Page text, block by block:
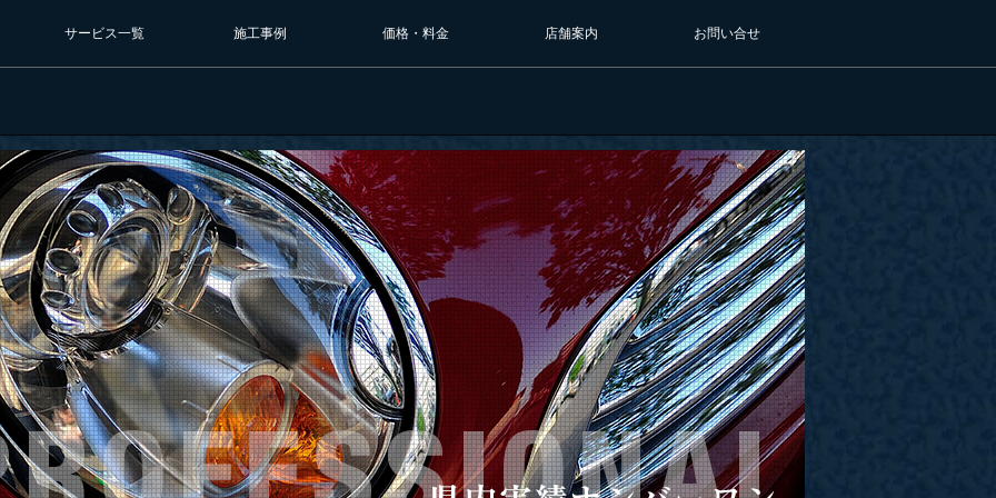
サービス一覧 施工事例 価格・料金 店舗案内 お問い合せ